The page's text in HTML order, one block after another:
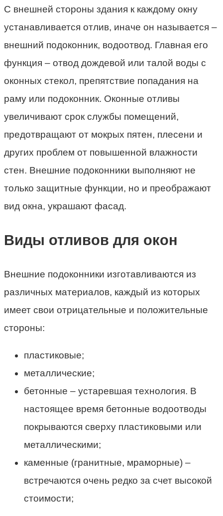
С внешней стороны здания к каждому окну
устанавливается отлив, иначе он называется –
внешний подоконник, водоотвод. Главная его
функция – отвод дождевой или талой воды с
оконных стекол, препятствие попадания на
раму или подоконник. Оконные отливы
увеличивают срок службы помещений,
предотвращают от мокрых пятен, плесени и
других проблем от повышенной влажности
стен. Внешние подоконники выполняют не
только защитные функции, но и преображают
вид окна, украшают фасад.
Виды отливов для окон
Внешние подоконники изготавливаются из
различных материалов, каждый из которых
имеет свои отрицательные и положительные
стороны:
пластиковые;
металлические;
бетонные – устаревшая технология. В
настоящее время бетонные водоотводы
покрываются сверху пластиковыми или
металлическими;
каменные (гранитные, мраморные) –
встречаются очень редко за счет высокой
стоимости;